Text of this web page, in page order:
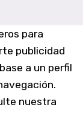
para
publicidad
a un perfil
nuestra